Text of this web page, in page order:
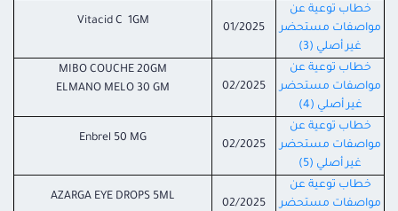
خطاب توعية عن
مواصفات مستحضر
غير أصلي (3)
01/2025
Vitacid C 1GM
خطاب توعية عن
مواصفات مستحضر
غير أصلي (4)
02/2025
MIBO COUCHE 20GM
ELMANO MELO 30 GM
خطاب توعية عن
مواصفات مستحضر
غير أصلي (5)
02/2025
Enbrel 50 MG
خطاب توعية عن
مواصفات مستحضر
02/2025
AZARGA EYE DROPS 5ML